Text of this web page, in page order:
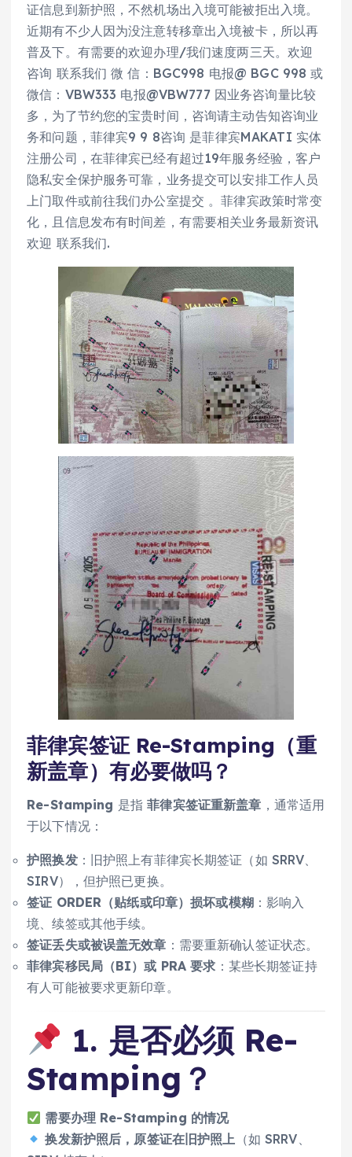
证信息到新护照，不然机场出入境可能被拒出入境。
近期有不少人因为没注意转移章出入境被卡，所以再
普及下。有需要的欢迎办理/我们速度两三天。欢迎
咨询 联系我们 微 信：BGC998 电报@ BGC 998 或
微信：VBW333 电报@VBW777 因业务咨询量比较
多，为了节约您的宝贵时间，咨询请主动告知咨询业
务和问题，菲律宾9 9 8咨询 是菲律宾MAKATI 实体
注册公司，在菲律宾已经有超过19年服务经验，客户
隐私安全保护服务可靠，业务提交可以安排工作人员
上门取件或前往我们办公室提交 。菲律宾政策时常变
化，且信息发布有时间差，有需要相关业务最新资讯
欢迎 联系我们.
菲律宾签证 Re-Stamping（重
新盖章）有必要做吗？
Re-Stamping 是指菲律宾签证重新盖章 ，通常适用
于以下情况：
护照换发：旧护照上有菲律宾长期签证（如 SRRV、
SIRV），但护照已更换。
签证 ORDER（贴纸或印章）损坏或模糊：影响入
境、续签或其他手续。
签证丢失或被误盖无效章 ：需要重新确认签证状态。
菲律宾移民局（BI）或 PRA 要求 ：某些长期签证持
有人可能被要求更新印章。
1. 是否必须 Re-
Stamping？
需要办理 Re-Stamping 的情况
换发新护照后，原签证在旧护照上 （如 SRRV、